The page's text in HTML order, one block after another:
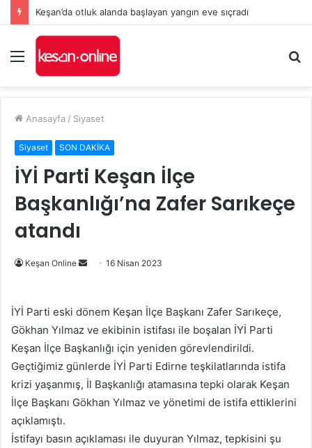
Keşan’da otluk alanda başlayan yangın eve sıçradı
Menü
...
Anasayfa / Siyaset
Siyaset SON DAKİKA
İYİ Parti Keşan İlçe
Başkanlığı’na Zafer Sarıkeçe
atandı
Keşan Online
Bir
göndermek
16 Nisan 2023
İYİ Parti eski dönem Keşan İlçe Başkanı Zafer Sarıkeçe,
Gökhan Yılmaz ve ekibinin istifası ile boşalan İYİ Parti
Keşan İlçe Başkanlığı için yeniden görevlendirildi.
Geçtiğimiz günlerde İYİ Parti Edirne teşkilatlarında istifa
krizi yaşanmış, İl Başkanlığı atamasına tepki olarak Keşan
İlçe Başkanı Gökhan Yılmaz ve yönetimi de istifa ettiklerini
açıklamıştı.
İstifayı basın açıklaması ile duyuran Yılmaz, tepkisini şu